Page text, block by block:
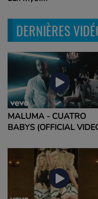
DERNIÈRES
MALUMA - CUATRO
BABYS (OFFICIAL
MYERS, JUHN